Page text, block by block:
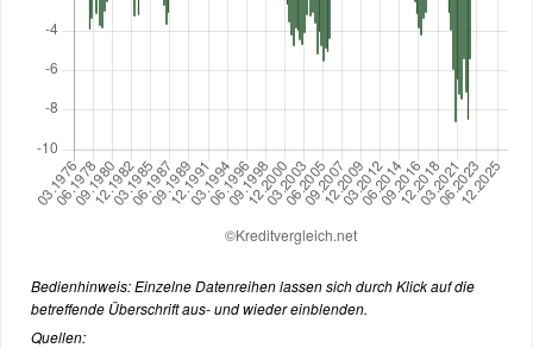
Bedienhinweis: Einzelne Datenreihen lassen sich durch Klick auf die
betreffende Überschrift aus- und wieder einblenden.
Quellen: